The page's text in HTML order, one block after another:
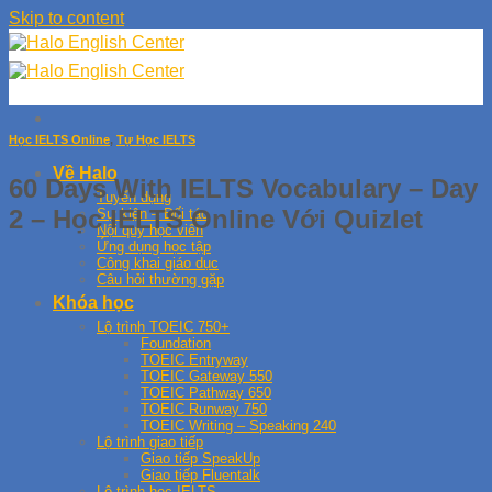
Skip to content
Về Halo
Tuyển dụng
Sự kiện – Đối tác
Nội quy học viên
Ứng dụng học tập
Công khai giáo dục
Câu hỏi thường gặp
Khóa học
Lộ trình TOEIC 750+
Foundation
TOEIC Entryway
TOEIC Gateway 550
TOEIC Pathway 650
TOEIC Runway 750
TOEIC Writing – Speaking 240
Lộ trình giao tiếp
Giao tiếp SpeakUp
Giao tiếp Fluentalk
Học IELTS Online, Tự Học IELTS
60 Days With IELTS Vocabulary – Day
2 – Học IELTS Online Với Quizlet